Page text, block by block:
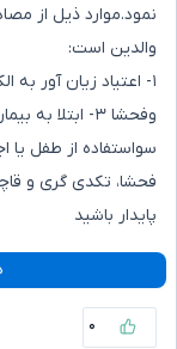
نمود.موارد ذیل از
والدین است:
سواستفاده از طفل یا
فحشا، تکدی گری و قاچاق ۵- تکرار ضرب و جرح خارج از حد
پایدار باشید
۰